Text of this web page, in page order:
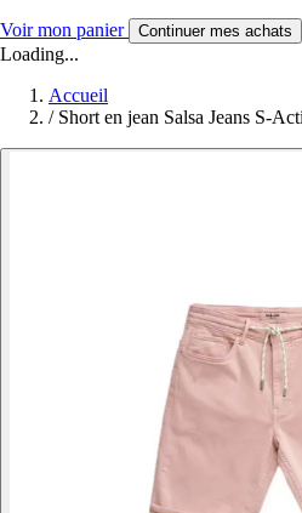
Voir mon panier Continuer mes achats
Loading...
Accueil
/ Short en jean Salsa Jeans S-